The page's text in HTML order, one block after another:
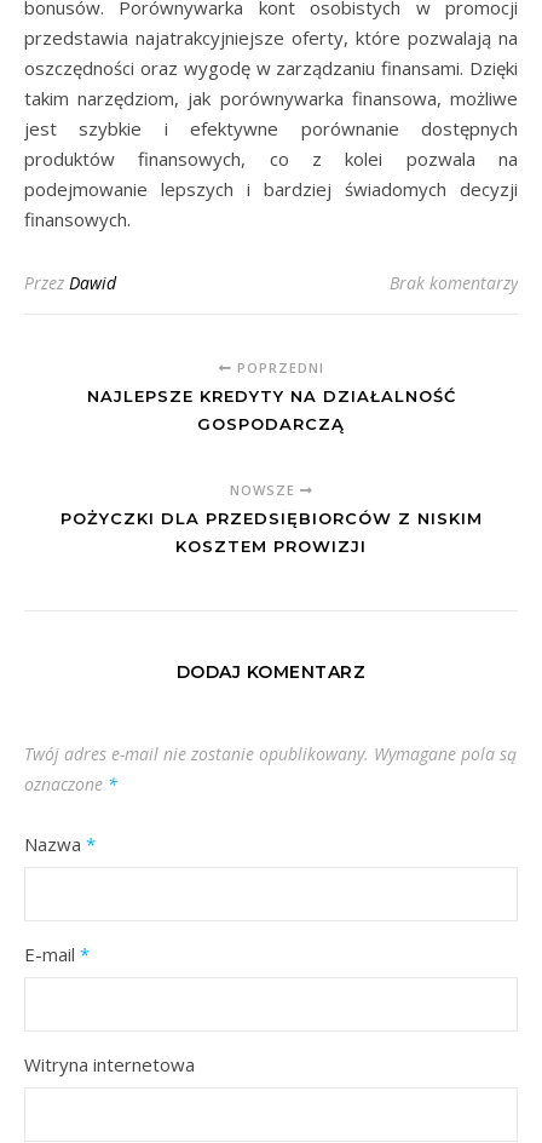
bonusów. Porównywarka kont osobistych w promocji
przedstawia najatrakcyjniejsze oferty, które pozwalają na
oszczędności oraz wygodę w zarządzaniu finansami. Dzięki
takim narzędziom, jak porównywarka finansowa, możliwe
jest szybkie i efektywne porównanie dostępnych
produktów finansowych, co z kolei pozwala na
podejmowanie lepszych i bardziej świadomych decyzji
finansowych.
Przez Dawid Brak komentarzy
POPRZEDNI
NAJLEPSZE KREDYTY NA DZIAŁALNOŚĆ
GOSPODARCZĄ
NOWSZE
POŻYCZKI DLA PRZEDSIĘBIORCÓW Z NISKIM
KOSZTEM PROWIZJI
DODAJ KOMENTARZ
Twój adres e-mail nie zostanie opublikowany. Wymagane pola są
oznaczone *
Nazwa *
E-mail *
Witryna internetowa